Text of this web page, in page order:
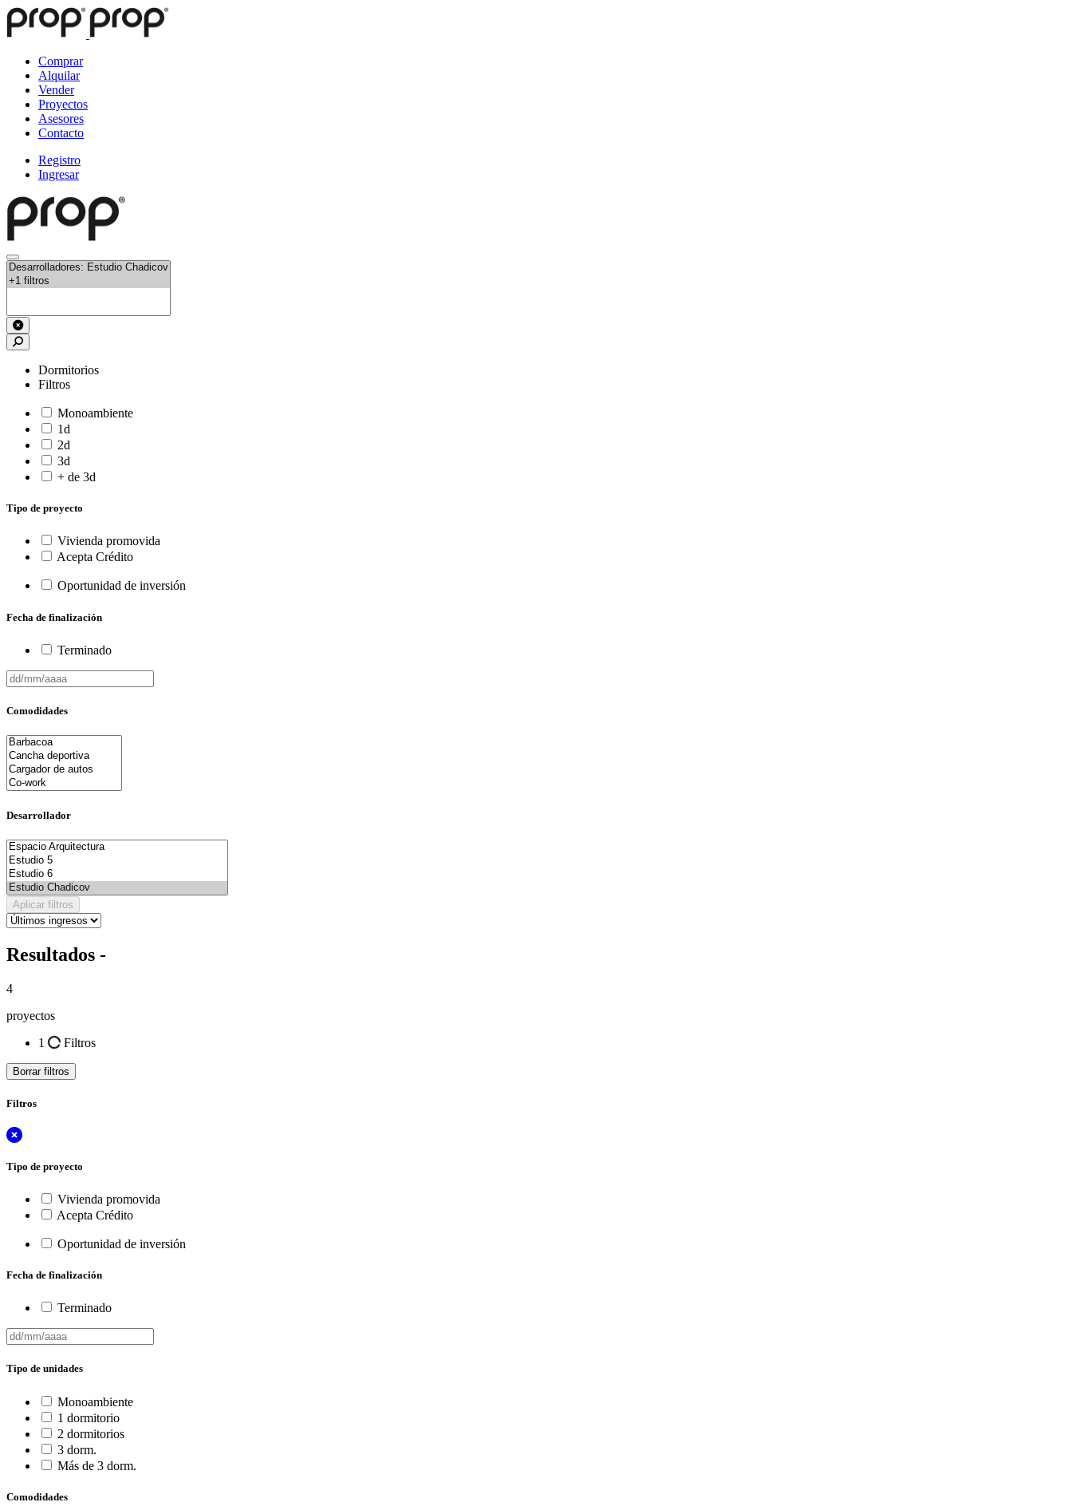
Comprar
Alquilar
Vender
Proyectos
Asesores
Contacto
Registro
Ingresar
Dormitorios
Filtros
Monoambiente
1d
2d
3d
+ de 3d
Tipo de proyecto
Vivienda promovida
Acepta Crédito
Oportunidad de inversión
Fecha de finalización
Terminado
Comodidades
Desarrollador
Aplicar filtros
Resultados -
4
proyectos
1
Filtros
Borrar filtros
Filtros
Tipo de proyecto
Vivienda promovida
Acepta Crédito
Oportunidad de inversión
Fecha de finalización
Terminado
Tipo de unidades
Monoambiente
1 dormitorio
2 dormitorios
3 dorm.
Más de 3 dorm.
Comodidades